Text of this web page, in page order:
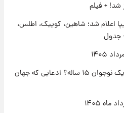
و رامین رضاییان رسما تمام شد +
صمیمانه آبی ها با رامین!
شد! + فیلم
اعلام شد؛ شاهین، کوییک، اطلس،
جدول
راز طول عمر انسان در دستان یک نوجوان ۱۵ ساله؟ ادعایی که جهان